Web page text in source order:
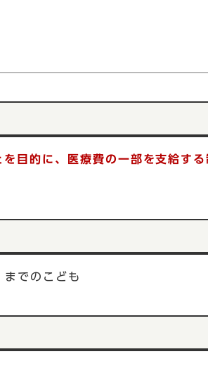
目的に、医療費の一部を支給する
でのこども